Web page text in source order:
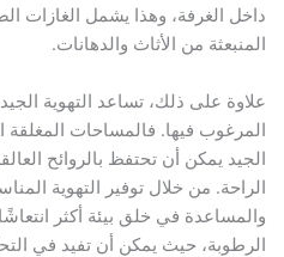
الغرفة، وهذا يشمل الغازات الضارة،
من الأثاث والدهانات.
على ذلك، تساعد التهوية الجيدة في
فيها. فالمساحات المغلقة التي
يمكن أن تحتفظ بالروائح العالقة،
من خلال توفير التهوية المناسبة،
في خلق بيئة أكثر انتعاشًا.
حيث يمكن أن تفيد في التحكم